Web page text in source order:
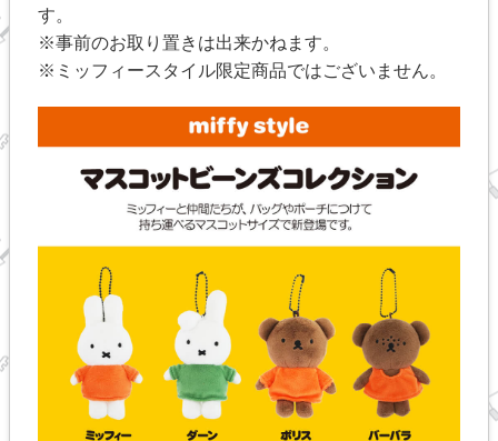
す。
※事前のお取り置きは出来かねます。
※ミッフィースタイル限定商品ではございません。